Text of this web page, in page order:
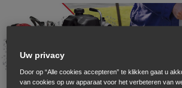
Uw privacy
Door op “Alle cookies accepteren” te klikken gaat u
van cookies op uw apparaat voor het verbeteren van